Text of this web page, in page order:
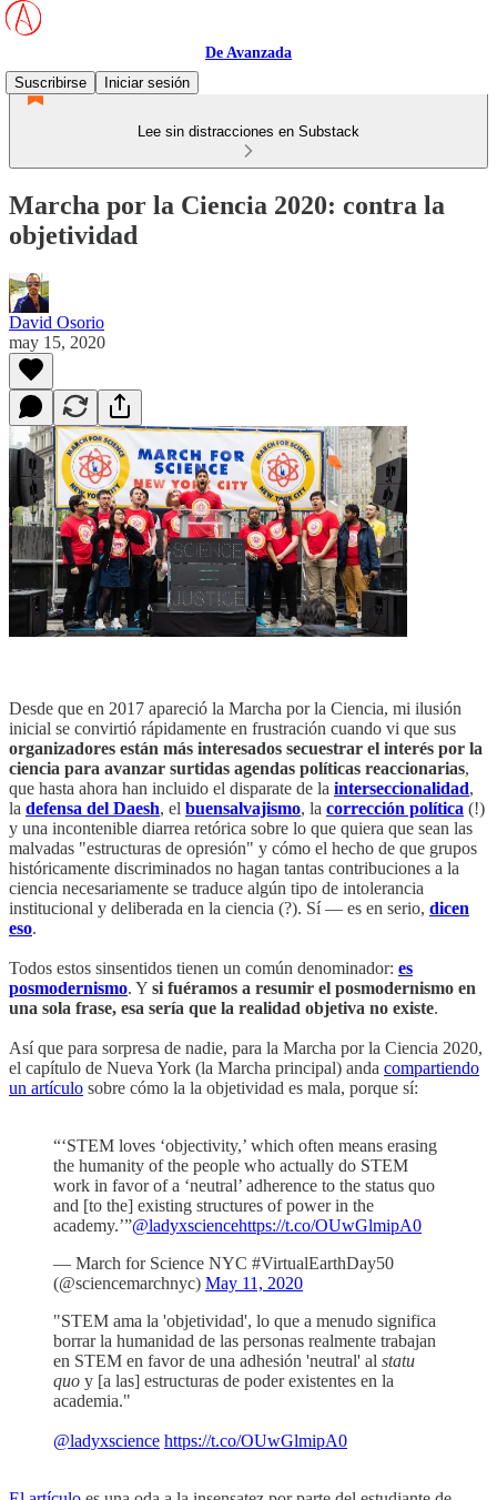
De Avanzada
Suscribirse
Iniciar sesión
Lee sin distracciones en Substack
Marcha por la Ciencia 2020: contra la
objetividad
David Osorio
may 15, 2020
Desde que en 2017 apareció la Marcha por la Ciencia, mi ilusión
inicial se convirtió rápidamente en frustración cuando vi que sus
organizadores están más interesados secuestrar el interés por la
ciencia para avanzar surtidas agendas políticas reaccionarias,
que hasta ahora han incluido el disparate de la interseccionalidad,
la defensa del Daesh, el buensalvajismo, la corrección política (!)
y una incontenible diarrea retórica sobre lo que quiera que sean las
malvadas "estructuras de opresión" y cómo el hecho de que grupos
históricamente discriminados no hagan tantas contribuciones a la
ciencia necesariamente se traduce algún tipo de intolerancia
institucional y deliberada en la ciencia (?). Sí — es en serio, dicen
eso.
Todos estos sinsentidos tienen un común denominador: es
posmodernismo. Y si fuéramos a resumir el posmodernismo en
una sola frase, esa sería que la realidad objetiva no existe.
Así que para sorpresa de nadie, para la Marcha por la Ciencia 2020,
el capítulo de Nueva York (la Marcha principal) anda compartiendo
un artículo sobre cómo la la objetividad es mala, porque sí:
“‘STEM loves ‘objectivity,’ which often means erasing
the humanity of the people who actually do STEM
work in favor of a ‘neutral’ adherence to the status quo
and [to the] existing structures of power in the
academy.’”@ladyxsciencehttps://t.co/OUwGlmipA0
— March for Science NYC #VirtualEarthDay50
(@sciencemarchnyc) May 11, 2020
"STEM ama la 'objetividad', lo que a menudo significa
borrar la humanidad de las personas realmente trabajan
en STEM en favor de una adhesión 'neutral' al statu
quo y [a las] estructuras de poder existentes en la
academia."
@ladyxscience https://t.co/OUwGlmipA0